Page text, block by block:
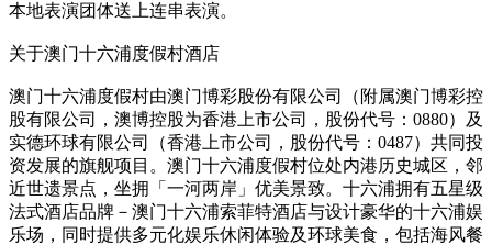
本地表演团体送上连串表演。
关于澳门十六浦度假村酒店
澳门十六浦度假村由澳门博彩股份有限公司（附属澳门博彩控
股有限公司，澳博控股为香港上市公司，股份代号：0880）及
实德环球有限公司（香港上市公司，股份代号：0487）共同投
资发展的旗舰项目。澳门十六浦度假村位处内港历史城区，邻
近世遗景点，坐拥「一河两岸」优美景致。十六浦拥有五星级
法式酒店品牌－澳门十六浦索菲特酒店与设计豪华的十六浦娱
乐场，同时提供多元化娱乐休闲体验及环球美食，包括海风餐